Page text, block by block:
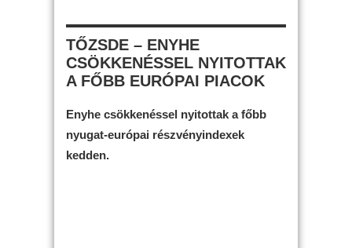
TŐZSDE – ENYHE
CSÖKKENÉSSEL NYITOTTAK
A FŐBB EURÓPAI PIACOK
Enyhe csökkenéssel nyitottak a főbb
nyugat-európai részvényindexek
kedden.